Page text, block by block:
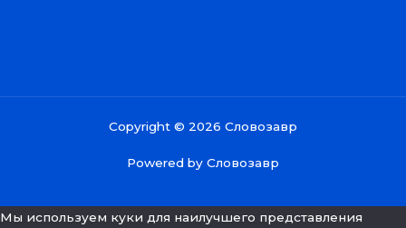
Copyright © 2026 Словозавр
Powered by Словозавр
Мы используем куки для наилучшего представления